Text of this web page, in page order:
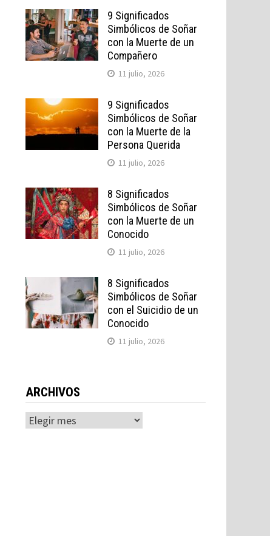
9 Significados
Simbólicos de Soñar
con la Muerte de un
Compañero
11 julio, 2026
9 Significados
Simbólicos de Soñar
con la Muerte de la
Persona Querida
11 julio, 2026
8 Significados
Simbólicos de Soñar
con la Muerte de un
Conocido
11 julio, 2026
8 Significados
Simbólicos de Soñar
con el Suicidio de un
Conocido
11 julio, 2026
ARCHIVOS
Archivos